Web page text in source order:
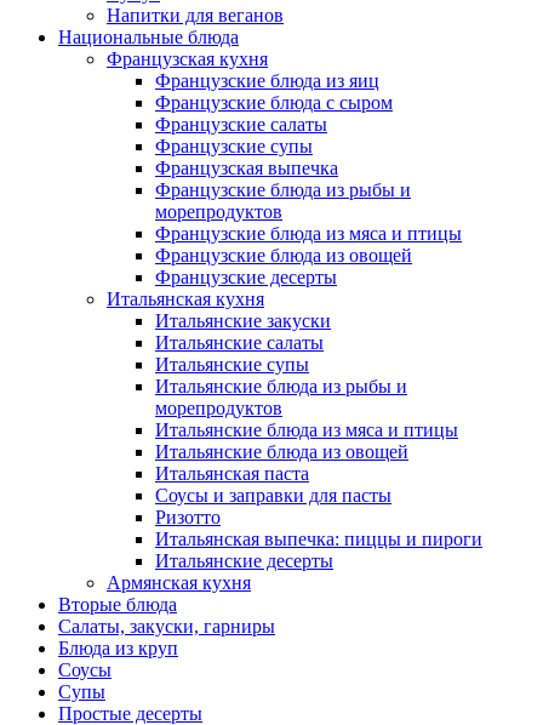
Напитки для веганов
Национальные блюда
Французская кухня
Французские блюда из яиц
Французские блюда с сыром
Французские салаты
Французские супы
Французская выпечка
Французские блюда из рыбы и
морепродуктов
Французские блюда из мяса и птицы
Французские блюда из овощей
Французские десерты
Итальянская кухня
Итальянские закуски
Итальянские салаты
Итальянские супы
Итальянские блюда из рыбы и
морепродуктов
Итальянские блюда из мяса и птицы
Итальянские блюда из овощей
Итальянская паста
Соусы и заправки для пасты
Ризотто
Итальянская выпечка: пиццы и пироги
Итальянские десерты
Армянская кухня
Вторые блюда
Салаты, закуски, гарниры
Блюда из круп
Соусы
Супы
Простые десерты